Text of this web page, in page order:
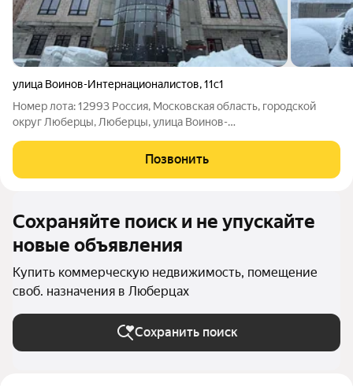
улица Воинов-Интернационалистов,11с1
Номер лота: 12993 Россия, Московская область, городской
округ Люберцы, Люберцы, улица Воинов-
ЕГОРЬЕВСКОЕ Общая площадь: 6400.00 м.кв. Площадь
участка 85.00 соток. Транспортная доступность:
Позвонить
Сохраняйте поиск и не упускайте
новые объявления
Купить коммерческую недвижимость, помещение
своб. назначения в Люберцах
Сохранить поиск